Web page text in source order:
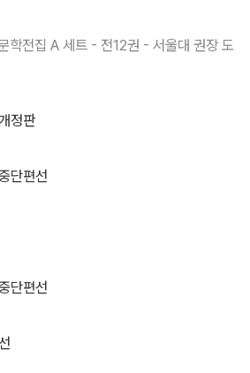
학전집 A 세트 - 전12권 - 서울대 권장 도
정판
단편선
단편선